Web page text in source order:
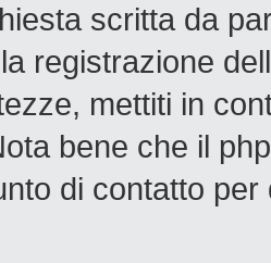
scritta da
registrazione
mettiti in
bene che il
di contatto